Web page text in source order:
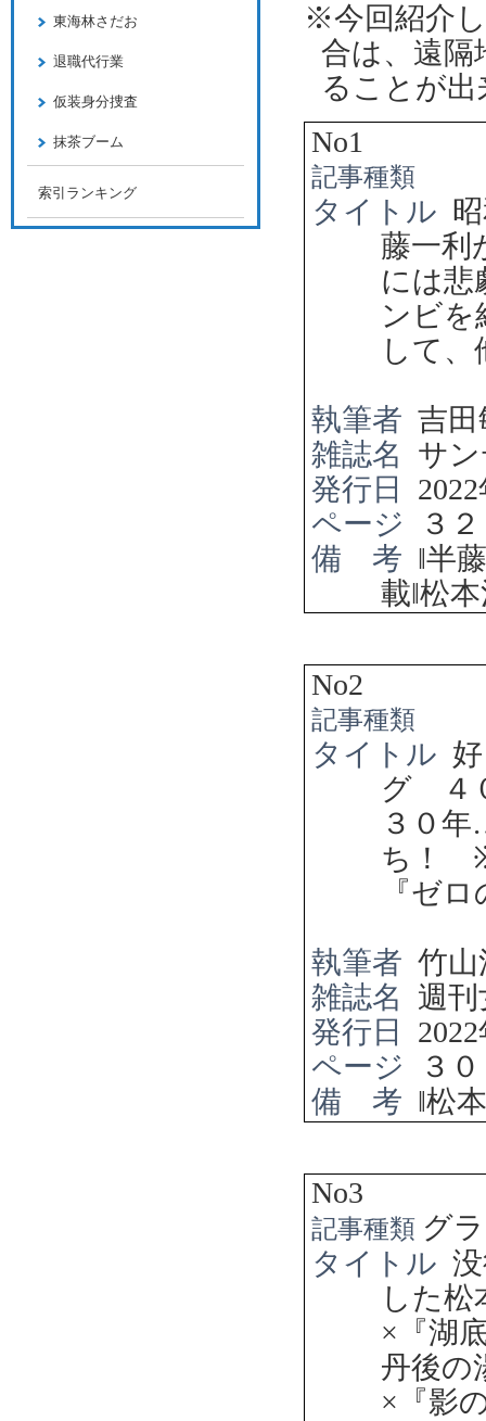
※今回紹介
合は、遠隔
ることが
No1
記事種類
タイトル
藤一利
には
ンビを
して、
執筆者 吉田
雑誌名
サ
発行日
2022
ページ
３
備 考 ‖半
載‖松
No2
記事種類
タイトル
グ ４
３０年
ち！
『ゼ
執筆者 竹山
雑誌名
週刊
発行日
2022
ページ
３
備 考 ‖松
No3
記事種類 グ
タイトル
した
× 『湖
丹後の
× 『影
東海林さだお
退職代行業
仮装身分捜査
抹茶ブーム
索引ランキング